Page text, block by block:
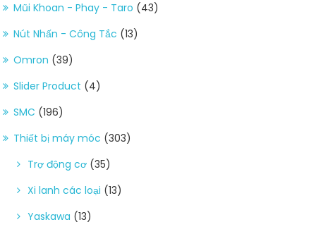
Mũi Khoan - Phay - Taro (43)
Nút Nhấn - Công Tắc (13)
Omron (39)
Slider Product (4)
SMC (196)
Thiết bị máy móc (303)
Trợ động cơ (35)
Xi lanh các loại (13)
Yaskawa (13)